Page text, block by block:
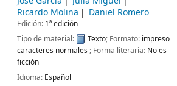
Ricardo Molina
Daniel Romero
Edición: 1ª edición
Tipo de material:
Texto; Formato: impreso
caracteres normales ; Forma literaria: No es
ficción
Idioma: Español